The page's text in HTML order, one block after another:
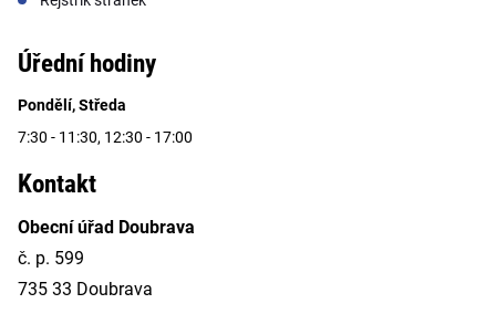
Úřední hodiny
Pondělí, Středa
7:30 - 11:30, 12:30 - 17:00
Kontakt
Obecní úřad Doubrava
č. p. 599
735 33 Doubrava